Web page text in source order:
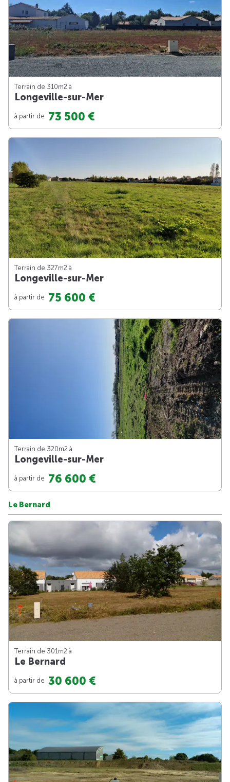
Terrain de 310m2 à
Longeville-sur-Mer
à partir de 73 500 €
Terrain de 327m2 à
Longeville-sur-Mer
à partir de 75 600 €
Terrain de 320m2 à
Longeville-sur-Mer
à partir de 76 600 €
Le Bernard
Terrain de 301m2 à
Le Bernard
à partir de 30 600 €